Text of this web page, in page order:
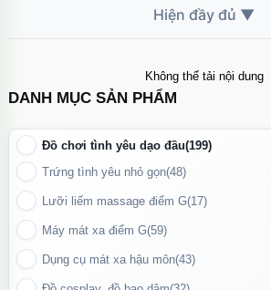
Máy massage Handy – lựa chọn lý tưởng
vừa thư giãn vừa khám phá cảm giác
Tính năng đặc biệt:
Rung mạnh, độ rung sâu giúp kích thích
quả.
Không thể tải nội dung
DANH MỤC SẢN PHẨM
Đồ chơi tình yêu dạo đầu(199)
Trứng tình yêu nhỏ gọn(48)
Lưỡi liếm massage điểm G(17)
Máy mát xa điểm G(59)
Dụng cụ mát xa hậu môn(43)